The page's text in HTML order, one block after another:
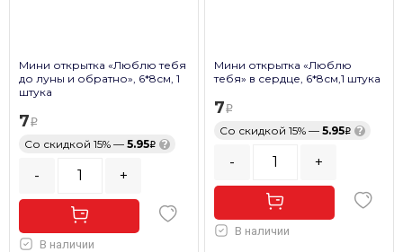
Мини открытка «Люблю тебя
до луны и обратно», 6*8см, 1
штука
7
Со скидкой 15% — 5.95 ?
- +
В наличии
Мини открытка «Люблю
тебя» в сердце, 6*8см,1 штука
7
Со скидкой 15% — 5.95 ?
- +
В наличии